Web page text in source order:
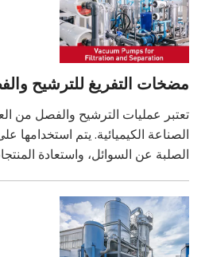
مضخات التفريغ للترشيح
تعتبر عمليات الترشيح والفصل من
الصناعة الكيميائية. يتم استخدامها
الصلبة عن السوائل، واستعادة